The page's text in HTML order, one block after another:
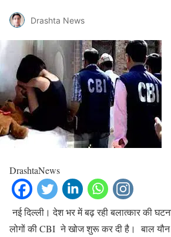
Drashta News
DrashtaNews
नई दिल्ली। देश भर में बढ़ रही बलात्कार की
लोगों की CBI ने खोज शुरू कर दी है। बाल यौन